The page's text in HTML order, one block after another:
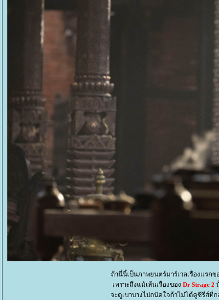
ถ้านี่นี้เป็นภาพยนตร์มาร์เวลเรื่องแรก
เพราะถึงแม้เส้นเรื่องของ Dr Strage 2
จะดูเบาบางไปถนัดใจถ้าไม่ได้ดูซีรีส์ที่